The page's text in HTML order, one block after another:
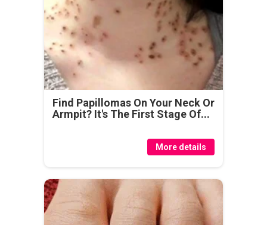
Find Papillomas On Your Neck Or
Armpit? It's The First Stage Of...
More details